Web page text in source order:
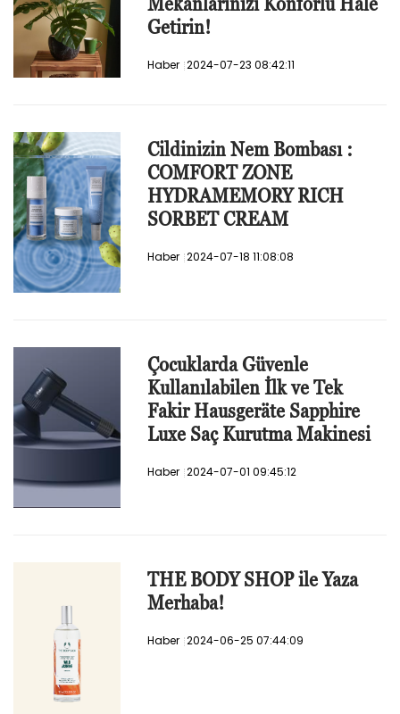
Getirin!
Haber 2024-07-23 08:42:11
Cildinizin Nem Bombası :
COMFORT ZONE
HYDRAMEMORY RICH
SORBET CREAM
Haber 2024-07-18 11:08:08
Çocuklarda Güvenle
Kullanılabilen İlk ve Tek
Fakir Hausgeräte Sapphire
Luxe Saç Kurutma Makinesi
Haber 2024-07-01 09:45:12
THE BODY SHOP ile Yaza
Merhaba!
Haber 2024-06-25 07:44:09